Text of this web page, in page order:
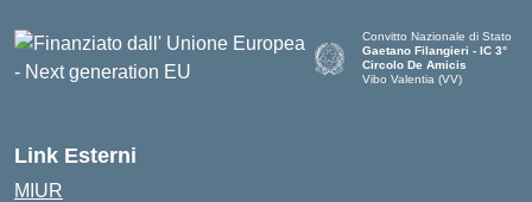
Convitto Nazionale di Stato
Gaetano Filangieri - IC 3°
Circolo De Amicis
Vibo Valentia (VV)
Link Esterni
MIUR